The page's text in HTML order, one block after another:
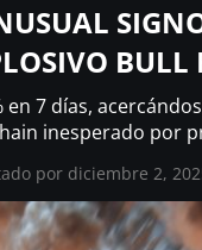
BULL
7 días,
inesperado por
por diciembre 2,